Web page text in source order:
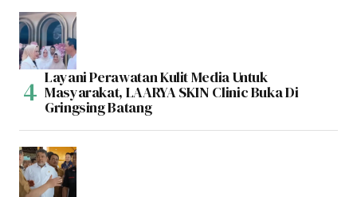
Layani Perawatan Kulit Media Untuk
Masyarakat, LAARYA SKIN Clinic Buka Di
Gringsing Batang